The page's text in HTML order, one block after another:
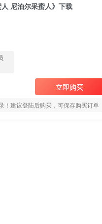
尼泊尔采蜜人》下载
立即购买
！建议登陆后购买，可保存购买订单